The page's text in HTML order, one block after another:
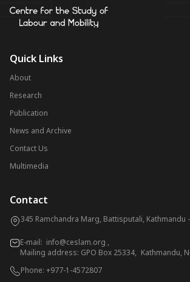
Quick Links
About
Research
Publication
News and Archive
Contact Us
Multimedia
Contact
345 Ramchandra Marg, Battisputali, Kathmandu
E-mail: info@ceslam.org ,
Mailing address: GPO Box 25334, Kathmandu,
Phone: +977-1-4572807